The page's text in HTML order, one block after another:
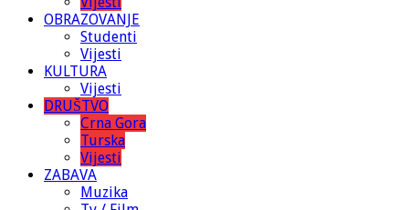
OBRAZOVANJE
Studenti
Vijesti
KULTURA
Vijesti
DRUŠTVO
Crna Gora
Turska
Vijesti
ZABAVA
Muzika